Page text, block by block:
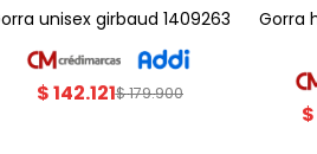
gorra unisex girbaud 1409263
$142.121$179.900
gorra hombre verde girbaud
$